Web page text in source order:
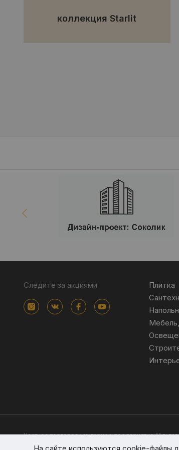
коллекция Starlit
Следите за акциями
Плитка
Частное торговое унитарное предприятие